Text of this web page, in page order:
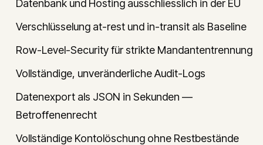
Datenbank und Hosting ausschliesslich in der EU
Verschlüsselung at-rest und in-transit als Baseline
Row-Level-Security für strikte Mandantentrennung
Vollständige, unveränderliche Audit-Logs
Datenexport als JSON in Sekunden —
Betroffenenrecht
Vollständige Kontolöschung ohne Restbestände